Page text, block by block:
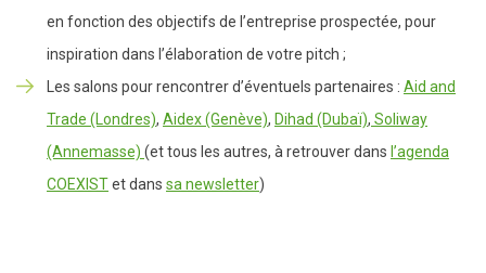
en fonction des objectifs de l’entreprise prospectée, pour
inspiration dans l’élaboration de votre pitch ;
Les salons pour rencontrer d’éventuels partenaires : Aid and
Trade (Londres), Aidex (Genève), Dihad (Dubaï), Soliway
(Annemasse) (et tous les autres, à retrouver dans l’agenda
COEXISTet dans sa newsletter)